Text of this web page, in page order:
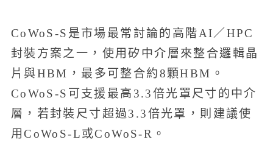
CoWoS-S是市場最常討論的高階AI／HPC
封裝方案之一，使用矽中介層來整合邏輯晶
片與HBM，最多可整合約8顆HBM。
CoWoS-S可支援最高3.3倍光罩尺寸的中介
層，若封裝尺寸超過3.3倍光罩，則建議使
用CoWoS-L或CoWoS-R。